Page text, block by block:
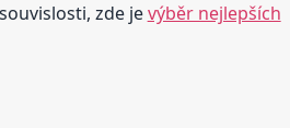
zde jevýběr nejlepších